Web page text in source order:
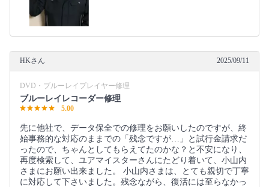
HKさん 2025/09/11
DVD・ブルーレイプレイヤー修理
ブルーレイレコーダー修理
5.00
先に他社で、データ保全での修理をお願いしたのですが、終
始事務的な対応のままでの「残念ですが…」と試行金請求だ
ったので、ちゃんとしてもらえてたのかな？と不安になり、
再度検索して、ユアマイスターさんにたどり着いて、小山内
さまにお願い出来ました。 小山内さまは、とても親切で丁寧
に対応して下さいました。残念ながら、復活には至らなかっ